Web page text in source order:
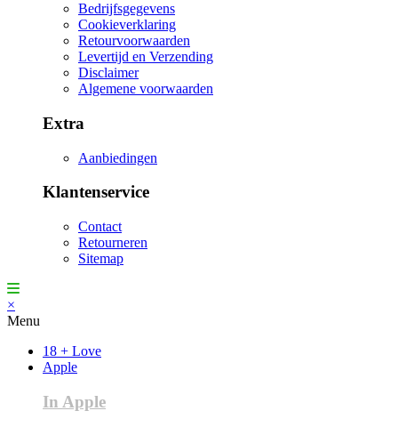
Bedrijfsgegevens
Cookieverklaring
Retourvoorwaarden
Levertijd en Verzending
Disclaimer
Algemene voorwaarden
Extra
Aanbiedingen
Klantenservice
Contact
Retourneren
Sitemap
×
Menu
18 + Love
Apple
In Apple